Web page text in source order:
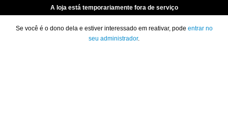
A loja está temporariamente fora de serviço
Se você é o dono dela e estiver interessado em reativar, pode entrar no
seu administrador.